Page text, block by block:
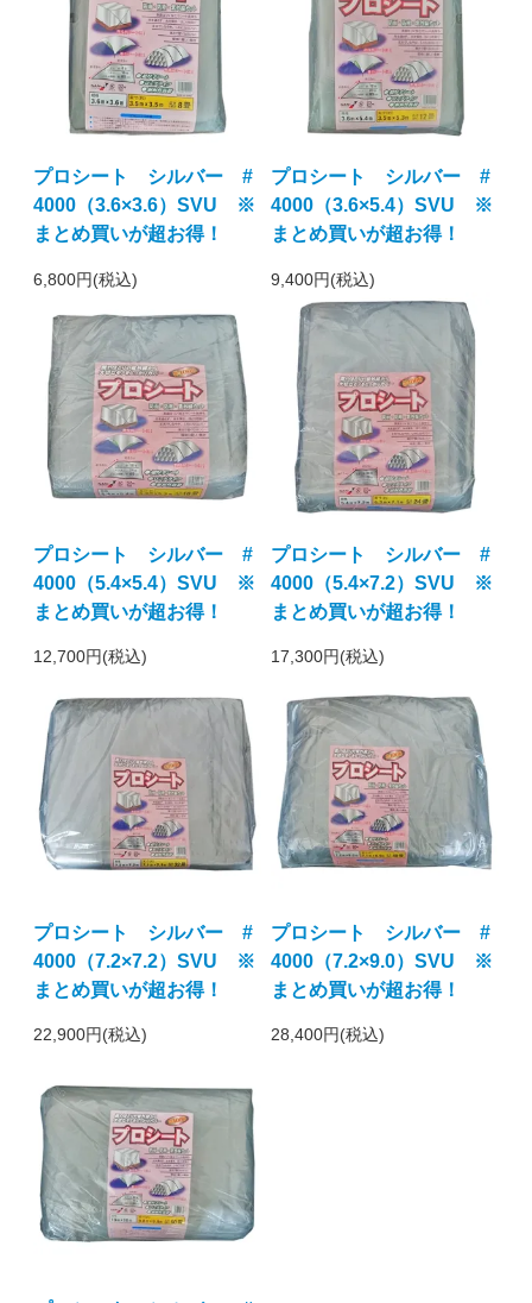
プロシート シルバー #
4000（3.6×3.6）SVU ※
まとめ買いが超お得！
6,800円(税込)
プロシート シルバー #
4000（3.6×5.4）SVU ※
まとめ買いが超お得！
9,400円(税込)
プロシート シルバー #
4000（5.4×5.4）SVU ※
まとめ買いが超お得！
12,700円(税込)
プロシート シルバー #
4000（5.4×7.2）SVU ※
まとめ買いが超お得！
17,300円(税込)
プロシート シルバー #
4000（7.2×7.2）SVU ※
まとめ買いが超お得！
22,900円(税込)
プロシート シルバー #
4000（7.2×9.0）SVU ※
まとめ買いが超お得！
28,400円(税込)